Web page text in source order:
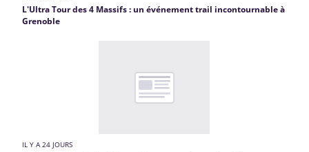
L'Ultra Tour des 4 Massifs : un événement trail incontournable à
Grenoble
IL Y A 24 JOURS